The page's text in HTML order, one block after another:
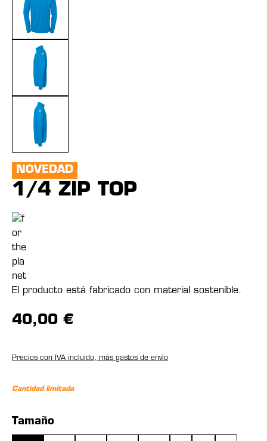
NOVEDAD
1/4 ZIP TOP
El producto está fabricado con material sostenible.
40,00 €
Precios con IVA incluido, más gastos de envío
Cantidad limitada
Seleccione
Tamaño